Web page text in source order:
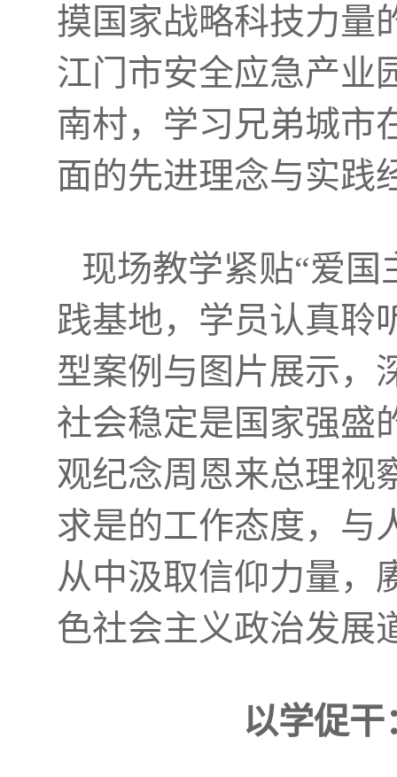
摸国家战略科技力量
江门市安全应急产
南村，学习兄弟城市
面的先进理念与实践
现场教学紧贴“爱
践基地，学员认真聆
型案例与图片展示，
社会稳定是国家强盛
观纪念周恩来总理视
求是的工作态度，与
从中汲取信仰力量，
色社会主义政治发展
以学促干